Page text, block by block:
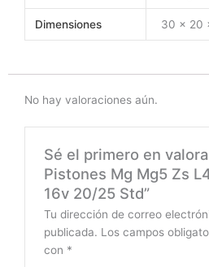
Dimensiones 30 × 20
No hay valoraciones aún.
Sé el primero en
Pistones Mg Mg5 Zs
16v 20/25 Std”
Tu dirección de correo
publicada. Los campos
con *